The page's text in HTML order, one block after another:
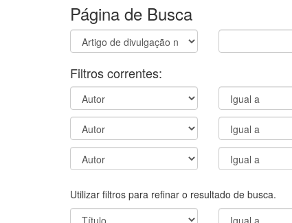
Página de Busca
Filtros correntes:
Utilizar filtros para refinar o resultado de busca.